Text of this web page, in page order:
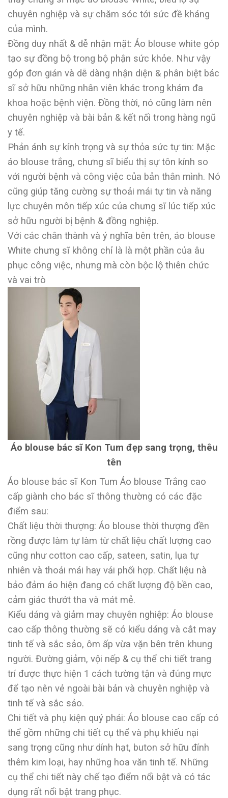
chuyên nghiệp và sự chăm sóc tới sức đề kháng
của mình.
Đồng duy nhất & dễ nhận mặt: Áo blouse white góp
tạo sự đồng bộ trong bộ phận sức khỏe. Như vậy
góp đơn giản và dễ dàng nhận diện & phân biệt bác
sĩ sở hữu những nhân viên khác trong khám đa
khoa hoặc bệnh viện. Đồng thời, nó cũng làm nên
chuyên nghiệp và bài bản & kết nối trong hàng ngũ
y tế.
Phản ánh sự kính trọng và sự thỏa sức tự tin: Mặc
áo blouse trắng, chưng sĩ biểu thị sự tôn kính so
với người bệnh và công việc của bản thân mình. Nó
cũng giúp tăng cường sự thoải mái tự tin và năng
lực chuyên môn tiếp xúc của chưng sĩ lúc tiếp xúc
sở hữu người bị bệnh & đồng nghiệp.
Với các chân thành và ý nghĩa bên trên, áo blouse
White chưng sĩ không chỉ là là một phần của âu
phục công việc, nhưng mà còn bộc lộ thiên chức
và vai trò
Áo blouse bác sĩ Kon Tum đẹp sang trọng, thêu
tên
Áo blouse bác sĩ Kon Tum Áo blouse Trắng cao
cấp giành cho bác sĩ thông thường có các đặc
điểm sau:
Chất liệu thời thượng: Áo blouse thời thượng đền
rồng được làm tự làm từ chất liệu chất lượng cao
cũng như cotton cao cấp, sateen, satin, lụa tự
nhiên và thoải mái hay vải phối hợp. Chất liệu nà
bảo đảm áo hiện đang có chất lượng độ bền cao,
cảm giác thướt tha và mát mẻ.
Kiểu dáng và giảm may chuyên nghiệp: Áo blouse
cao cấp thông thường sẽ có kiểu dáng và cắt may
tinh tế và sắc sảo, ôm ấp vừa vặn bên trên khung
người. Đường giảm, vội nếp & cụ thể chi tiết trang
trí được thực hiện 1 cách tường tận và đúng mực
để tạo nên vẻ ngoài bài bản và chuyên nghiệp và
tinh tế và sắc sảo.
Chi tiết và phụ kiện quý phái: Áo blouse cao cấp có
thể gồm những chi tiết cụ thể và phụ khiếu nại
sang trọng cũng như dính hạt, buton sở hữu đính
thêm kim loại, hay những hoa văn tinh tế. Những
cụ thể chi tiết này chế tạo điểm nổi bật và có tác
dụng rất nổi bật trang phục.